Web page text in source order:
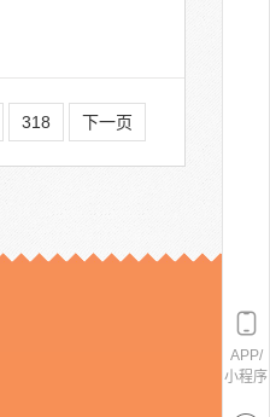
318 下一页
APP/
小程序